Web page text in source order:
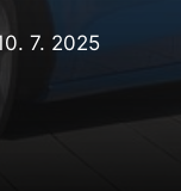
7. 2025